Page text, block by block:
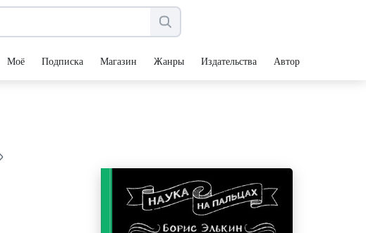
Моё Подписка Магазин Жанры Издательства Авторы